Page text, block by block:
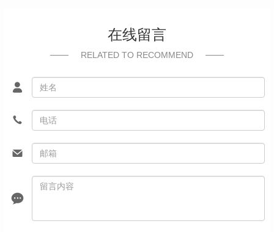
在线留言
RELATED TO RECOMMEND